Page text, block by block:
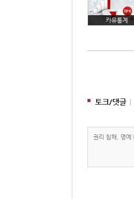
카유통계
토크/댓글